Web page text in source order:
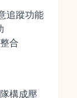
追蹤功能
合
構成壓